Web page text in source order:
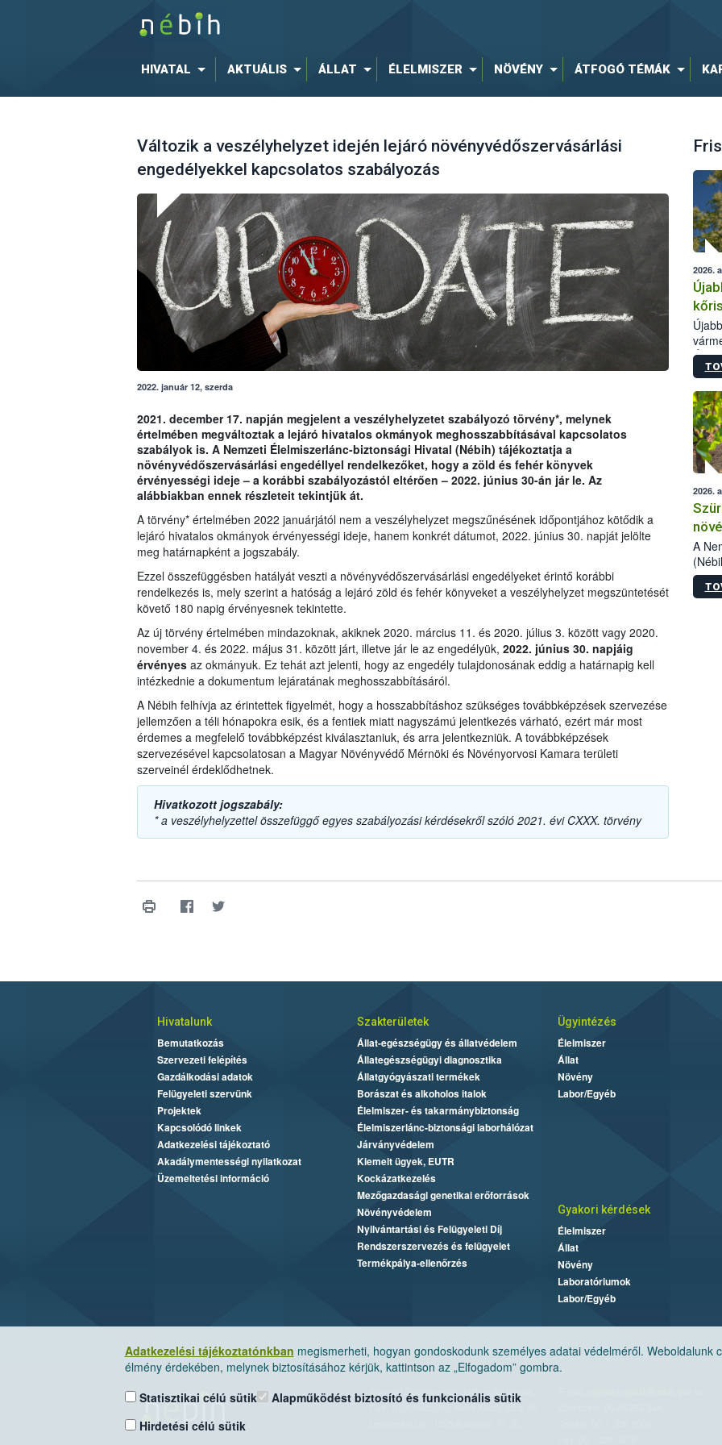
HIVATAL AKTUÁLIS ÁLLAT ÉLELMISZER NÖVÉNY ÁTFOGÓ TÉMÁK
Változik a veszélyhelyzet idején lejáró növényvédőszervásárlási
engedélyekkel kapcsolatos szabályozás
2022. január 12, szerda
2021. december 17. napján megjelent a veszélyhelyzetet szabályozó törvény*, melynek
értelmében megváltoztak a lejáró hivatalos okmányok meghosszabbításával kapcsolatos
szabályok is. A Nemzeti Élelmiszerlánc-biztonsági Hivatal (Nébih) tájékoztatja a
növényvédőszervásárlási engedéllyel rendelkezőket, hogy a zöld és fehér könyvek
érvényességi ideje – a korábbi szabályozástól eltérően – 2022. június 30-án jár le. Az
alábbiakban ennek részleteit tekintjük át.
A törvény* értelmében 2022 januárjától nem a veszélyhelyzet megszűnésének időpontjához kötődik a
lejáró hivatalos okmányok érvényességi ideje, hanem konkrét dátumot, 2022. június 30. napját jelölte
meg határnapként a jogszabály.
Ezzel összefüggésben hatályát veszti a növényvédőszervásárlási engedélyeket érintő korábbi
rendelkezés is, mely szerint a hatóság a lejáró zöld és fehér könyveket a veszélyhelyzet megszüntetését
követő 180 napig érvényesnek tekintette.
Az új törvény értelmében mindazoknak, akiknek 2020. március 11. és 2020. július 3. között vagy 2020.
november 4. és 2022. május 31. között járt, illetve jár le az engedélyük, 2022. június 30. napjáig
érvényesaz okmányuk. Ez tehát azt jelenti, hogy az engedély tulajdonosának eddig a határnapig kell
intézkednie a dokumentum lejáratának meghosszabbításáról.
A Nébih felhívja az érintettek figyelmét, hogy a hosszabbításhoz szükséges továbbképzések szervezése
jellemzően a téli hónapokra esik, és a fentiek miatt nagyszámú jelentkezés várható, ezért már most
érdemes a megfelelő továbbképzést kiválasztaniuk, és arra jelentkezniük. A továbbképzések
szervezésével kapcsolatosan a Magyar Növényvédő Mérnöki és Növényorvosi Kamara területi
szerveinél érdeklődhetnek.
Hivatkozott jogszabály:
* a veszélyhelyzettel összefüggő egyes szabályozási kérdésekről szóló 2021. évi CXXX. törvény
2026.
2026.
A
Adatkezelési tájékoztatónkban megismerheti, hogyan gondoskodunk személyes adatai védelméről. Weboldalunk
élmény érdekében, melynek biztosításához kérjük, kattintson az „Elfogadom” gombra.
Statisztikai célú sütik
Hirdetési célú sütik
Alapműködést biztosító és funkcionális sütik
Hivatalunk
Bemutatkozás
Szervezeti felépítés
Gazdálkodási adatok
Felügyeleti szervünk
Projektek
Kapcsolódó linkek
Adatkezelési tájékoztató
Akadálymentességi nyilatkozat
Üzemeltetési információ
Szakterületek
Állat-egészségügy és állatvédelem
Állategészségügyi diagnosztika
Állatgyógyászati termékek
Borászat és alkoholos italok
Élelmiszer- és takarmánybiztonság
Élelmiszerlánc-biztonsági laborhálózat
Járványvédelem
Kiemelt ügyek, EUTR
Kockázatkezelés
Mezőgazdasági genetikai erőforrások
Növényvédelem
Nyilvántartási és Felügyeleti Díj
Rendszerszervezés és felügyelet
Termékpálya-ellenőrzés
Ügyintézés
Élelmiszer
Állat
Növény
Labor/Egyéb
Gyakori kérdések
Élelmiszer
Állat
Növény
Laboratóriumok
Labor/Egyéb
Nemzeti Élelmiszerlánc-biztonsági Hivatal